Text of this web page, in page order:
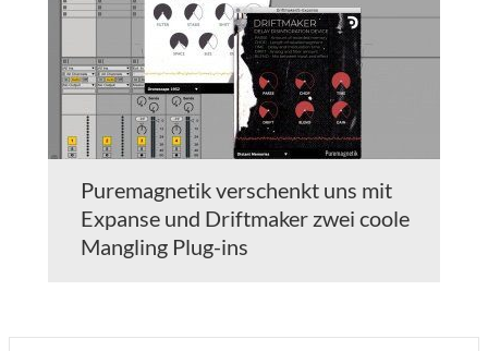
Puremagnetik verschenkt uns mit
Expanse und Driftmaker zwei coole
Mangling Plug-ins